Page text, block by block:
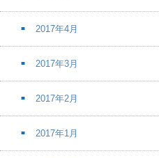
2017年4月
2017年3月
2017年2月
2017年1月